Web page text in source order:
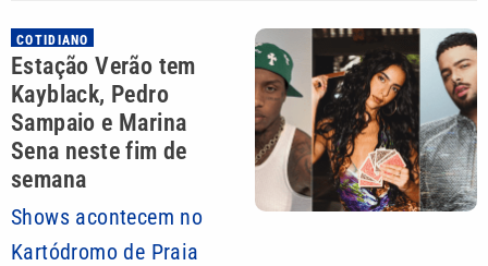
COTIDIANO
Estação Verão tem
Kayblack, Pedro
Sampaio e Marina
Sena neste fim de
semana
Shows acontecem no
Kartódromo de Praia